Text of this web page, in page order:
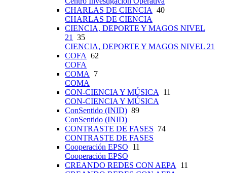
CHARLAS DE CIENCIA 40
CHARLAS DE CIENCIA
CIENCIA, DEPORTE Y MAGOS NIVEL
21
35
CIENCIA, DEPORTE Y MAGOS NIVEL 21
COFA 62
COFA
COMA
7
COMA
CON-CIENCIA Y MÚSICA
11
CON-CIENCIA Y MÚSICA
ConSentido (INID) 89
ConSentido (INID)
CONTRASTE DE FASES 74
CONTRASTE DE FASES
Cooperación EPSO 11
Cooperación EPSO
CREANDO REDES CON AEPA
11